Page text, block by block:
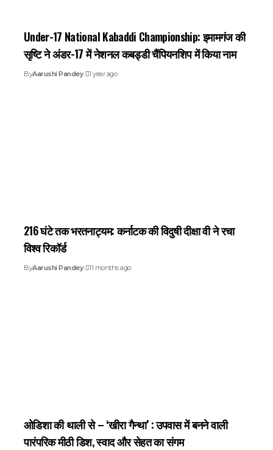
Under-17 National Kabaddi Championship: इमामगंज की
सृष्टि ने अंडर-17 में नेशनल कबड्डी चैंपियनशिप में किया नाम
ByAarushi Pandey 1 year ago
216 घंटे तक भरतनाट्यम: कर्नाटक की विदुषी दीक्षा वी ने रचा
विश्व रिकॉर्ड
ByAarushi Pandey 11 months ago
ओडिशा की थाली से – ‘खीरा गैन्था’ : उपवास में बनने वाली
पारंपरिक मीठी डिश, स्वाद और सेहत का संगम